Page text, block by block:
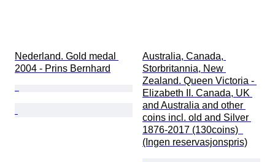
Nederland. Gold medal
2004 - Prins Bernhard
Australia, Canada,
Storbritannia, New
Zealand. Queen Victoria -
Elizabeth II. Canada, UK
and Australia and other
coins incl. old and Silver
1876-2017 (130coins)
(Ingen reservasjonspris)